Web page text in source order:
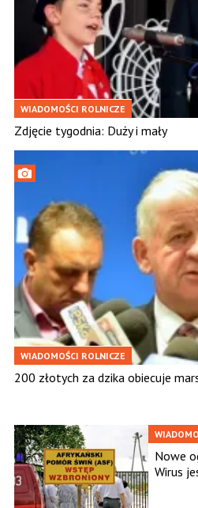
WIADOMOŚCI ROLNICZE
Zdjęcie tygodnia: Duży i mały
WIADOMOŚCI ROLNICZE
200 złotych za dzika obiecuje
Nowe
Wirus